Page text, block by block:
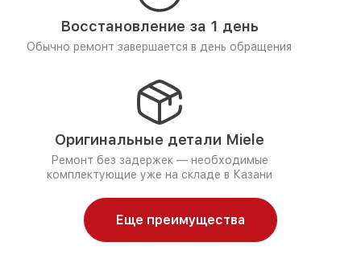
Восстановление за 1 день
Обычно ремонт завершается в день обращения
Оригинальные детали Miele
Ремонт без задержек — необходимые
комплектующие уже на складе в Казани
Еще преимущества